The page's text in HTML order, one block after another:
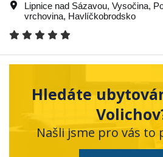
Lipnice nad Sázavou, Vysočina,
vrchovina, Havlíčkobrodsko
Hledáte
Našli jsme pro vás to